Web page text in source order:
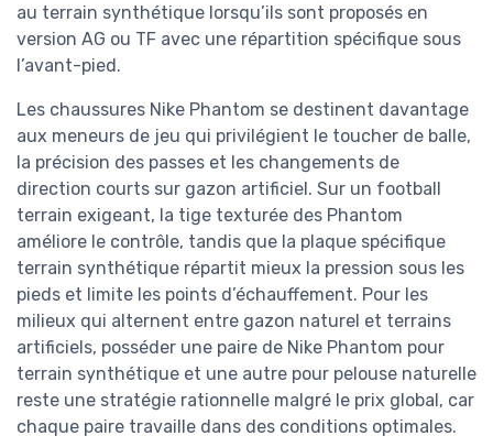
au terrain synthétique lorsqu’ils sont proposés en
version AG ou TF avec une répartition spécifique sous
l’avant-pied.
Les chaussures Nike Phantom se destinent davantage
aux meneurs de jeu qui privilégient le toucher de balle,
la précision des passes et les changements de
direction courts sur gazon artificiel. Sur un football
terrain exigeant, la tige texturée des Phantom
améliore le contrôle, tandis que la plaque spécifique
terrain synthétique répartit mieux la pression sous les
pieds et limite les points d’échauffement. Pour les
milieux qui alternent entre gazon naturel et terrains
artificiels, posséder une paire de Nike Phantom pour
terrain synthétique et une autre pour pelouse naturelle
reste une stratégie rationnelle malgré le prix global, car
chaque paire travaille dans des conditions optimales.